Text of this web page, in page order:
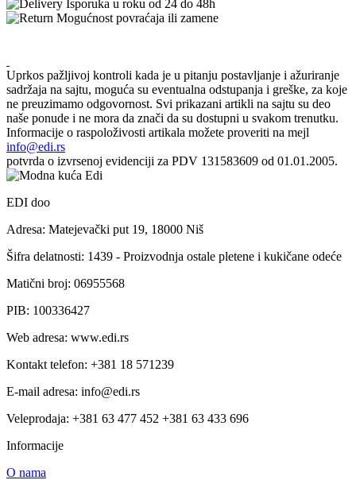
Isporuka u roku od 24 do 48h
Mogućnost povraćaja ili zamene
Uprkos pažljivoj kontroli kada je u pitanju postavljanje i ažuriranje
sadržaja na sajtu, moguća su eventualna odstupanja i greške, za koje
ne preuzimamo odgovornost. Svi prikazani artikli na sajtu su deo
naše ponude i ne mora da znači da su dostupni u svakom trenutku.
Informacije o raspoloživosti artikala možete proveriti na mejl
info@edi.rs
potvrda o izvrsenoj evidenciji za PDV 131583609 od 01.01.2005.
EDI doo
Adresa: Matejevački put 19, 18000 Niš
Šifra delatnosti: 1439 - Proizvodnja ostale pletene i kukičane odeće
Matični broj: 06955568
PIB: 100336427
Web adresa: www.edi.rs
Kontakt telefon: +381 18 571239
E-mail adresa: info@edi.rs
Veleprodaja: +381 63 477 452 +381 63 433 696
Informacije
O nama